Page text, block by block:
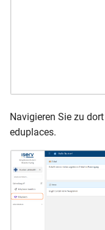
Navigieren Sie zu
eduplaces.